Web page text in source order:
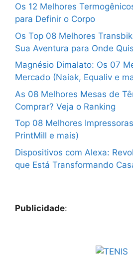
Os 12 Melhores
para Definir o Corpo
Os Top 08 Melhores
Sua Aventura para Onde
Magnésio Dimalato: Os 07
Mercado (Naiak, Equaliv e
As 08 Melhores Mesas de
Comprar? Veja o Ranking
Top 08 Melhores
PrintMill e mais)
Dispositivos com Alexa:
que Está Transformando
Publicidade: